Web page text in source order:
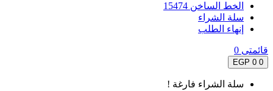
الخط الساخن 15474
سلة الشراء
إنهاء الطلب
قائمتى 0
0
0 EGP
سلة الشراء فارغة !